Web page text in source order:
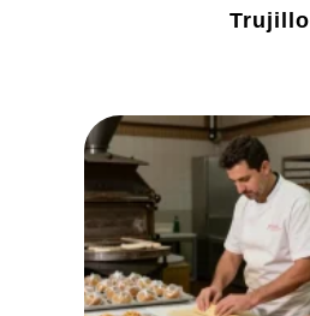
Trujillo